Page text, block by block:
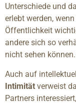
Unterschiede und
erlebt werden,
Öffentlichkeit
andere sich so
nicht sehen können.
Auch auf
Intimität verweist
Partners